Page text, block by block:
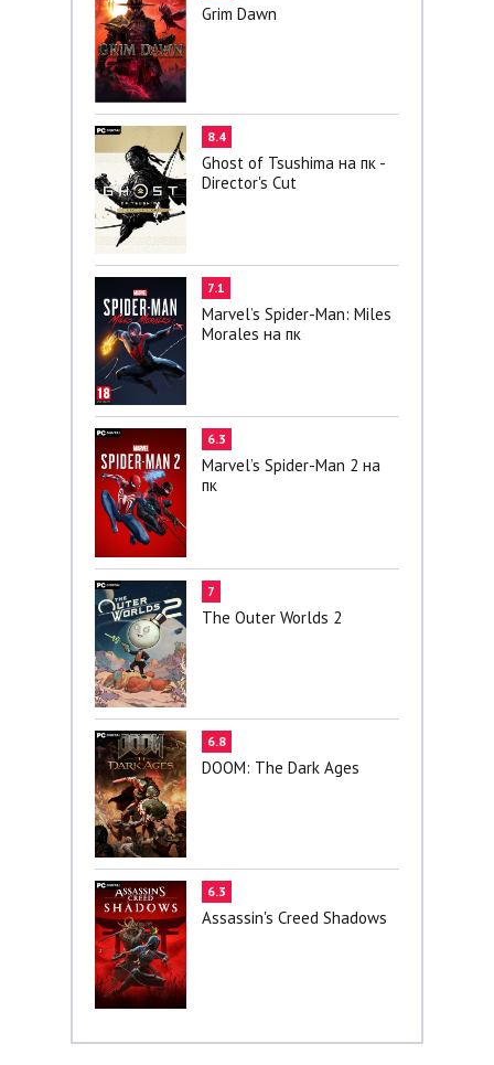
Grim Dawn
8.4
Ghost of Tsushima на пк -
Director's Cut
7.1
Marvel’s Spider-Man: Miles
Morales на пк
6.3
Marvel’s Spider-Man 2 на
пк
7
The Outer Worlds 2
6.8
DOOM: The Dark Ages
6.3
Assassin's Creed Shadows